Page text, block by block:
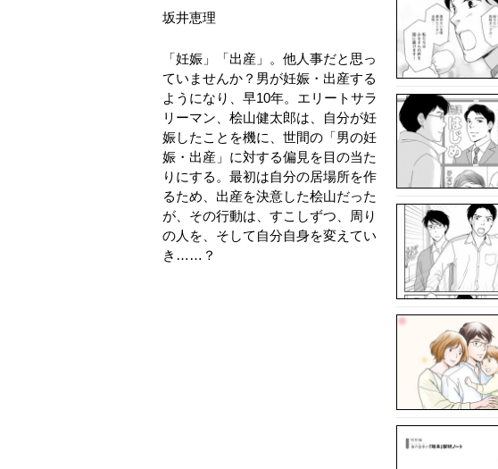
坂井恵理
「妊娠」「出産」。他人事だと思っ
ていませんか？男が妊娠・出産する
ようになり、早10年。エリートサラ
リーマン、桧山健太郎は、自分が妊
娠したことを機に、世間の「男の妊
娠・出産」に対する偏見を目の当た
りにする。最初は自分の居場所を作
るため、出産を決意した桧山だった
が、その行動は、すこしずつ、周り
の人を、そして自分自身を変えてい
き……？